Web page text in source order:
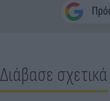
Διάβασε σχετικά